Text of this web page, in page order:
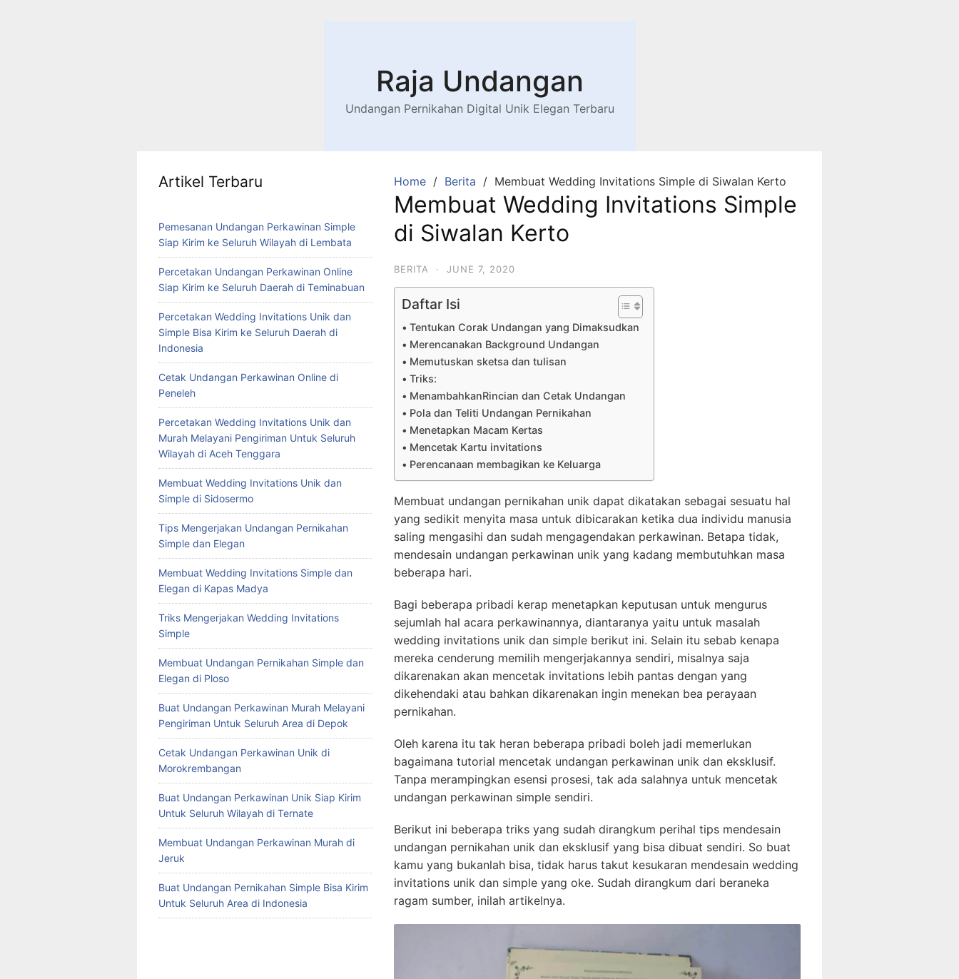
Raja Undangan
Undangan Pernikahan Digital Unik Elegan Terbaru
Home Berita Membuat Wedding Invitations Simple di Siwalan Kerto
Membuat Wedding Invitations Simple
di Siwalan Kerto
BERITA · JUNE 7, 2020
Daftar Isi
Tentukan Corak Undangan yang Dimaksudkan
Merencanakan Background Undangan
Memutuskan sketsa dan tulisan
Triks:
MenambahkanRincian dan Cetak Undangan
Pola dan Teliti Undangan Pernikahan
Menetapkan Macam Kertas
Mencetak Kartu invitations
Perencanaan membagikan ke Keluarga
Membuat undangan pernikahan unik dapat dikatakan sebagai sesuatu hal
yang sedikit menyita masa untuk dibicarakan ketika dua individu manusia
saling mengasihi dan sudah mengagendakan perkawinan. Betapa tidak,
mendesain undangan perkawinan unik yang kadang membutuhkan masa
beberapa hari.
Bagi beberapa pribadi kerap menetapkan keputusan untuk mengurus
sejumlah hal acara perkawinannya, diantaranya yaitu untuk masalah
wedding invitations unik dan simple berikut ini. Selain itu sebab kenapa
mereka cenderung memilih mengerjakannya sendiri, misalnya saja
dikarenakan akan mencetak invitations lebih pantas dengan yang
dikehendaki atau bahkan dikarenakan ingin menekan bea perayaan
pernikahan.
Oleh karena itu tak heran beberapa pribadi boleh jadi memerlukan
bagaimana tutorial mencetak undangan perkawinan unik dan eksklusif.
Tanpa merampingkan esensi prosesi, tak ada salahnya untuk mencetak
undangan perkawinan simple sendiri.
Berikut ini beberapa triks yang sudah dirangkum perihal tips mendesain
undangan pernikahan unik dan eksklusif yang bisa dibuat sendiri. So buat
kamu yang bukanlah bisa, tidak harus takut kesukaran mendesain wedding
invitations unik dan simple yang oke. Sudah dirangkum dari beraneka
ragam sumber, inilah artikelnya.
Artikel Terbaru
Pemesanan Undangan Perkawinan Simple
Siap Kirim ke Seluruh Wilayah di Lembata
Percetakan Undangan Perkawinan Online
Siap Kirim ke Seluruh Daerah di Teminabuan
Percetakan Wedding Invitations Unik dan
Simple Bisa Kirim ke Seluruh Daerah di
Indonesia
Cetak Undangan Perkawinan Online di
Peneleh
Percetakan Wedding Invitations Unik dan
Murah Melayani Pengiriman Untuk Seluruh
Wilayah di Aceh Tenggara
Membuat Wedding Invitations Unik dan
Simple di Sidosermo
Tips Mengerjakan Undangan Pernikahan
Simple dan Elegan
Membuat Wedding Invitations Simple dan
Elegan di Kapas Madya
Triks Mengerjakan Wedding Invitations
Simple
Membuat Undangan Pernikahan Simple dan
Elegan di Ploso
Buat Undangan Perkawinan Murah Melayani
Pengiriman Untuk Seluruh Area di Depok
Cetak Undangan Perkawinan Unik di
Morokrembangan
Buat Undangan Perkawinan Unik Siap Kirim
Untuk Seluruh Wilayah di Ternate
Membuat Undangan Perkawinan Murah di
Jeruk
Buat Undangan Pernikahan Simple Bisa Kirim
Untuk Seluruh Area di Indonesia